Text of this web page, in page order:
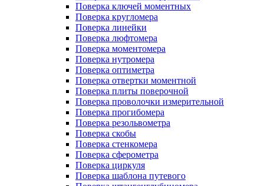
Поверка ключей моментных
Поверка кругломера
Поверка линейки
Поверка люфтомера
Поверка моментомера
Поверка нутромера
Поверка оптиметра
Поверка отвертки моментной
Поверка плиты поверочной
Поверка проволочки измерительной
Поверка прогибомера
Поверка резольвометра
Поверка скобы
Поверка стенкомера
Поверка сферометра
Поверка циркуля
Поверка шаблона путевого